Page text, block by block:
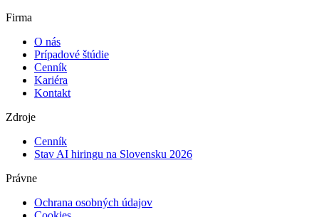
Firma
O nás
Prípadové štúdie
Cenník
Kariéra
Kontakt
Zdroje
Cenník
Stav AI hiringu na Slovensku 2026
Právne
Ochrana osobných údajov